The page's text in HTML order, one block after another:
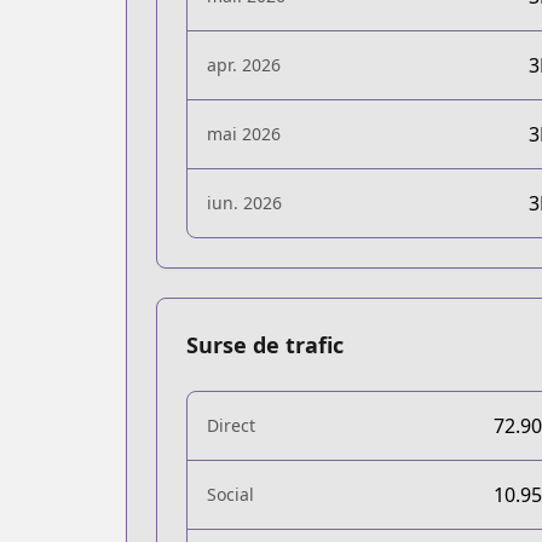
apr. 2026
mai 2026
iun. 2026
Surse de trafic
Direct
Social